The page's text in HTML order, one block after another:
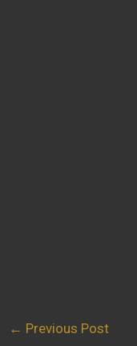
← Previous Post